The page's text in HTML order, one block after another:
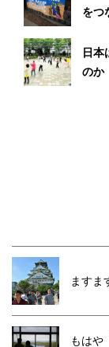
をつ
日本
のか
ますま
もはや